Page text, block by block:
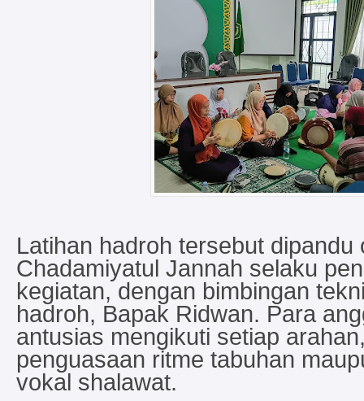
Latihan hadroh tersebut dipandu
Chadamiyatul Jannah selaku
kegiatan, dengan bimbingan
hadroh, Bapak Ridwan. Para
antusias mengikuti setiap
penguasaan ritme tabuhan
vokal shalawat.